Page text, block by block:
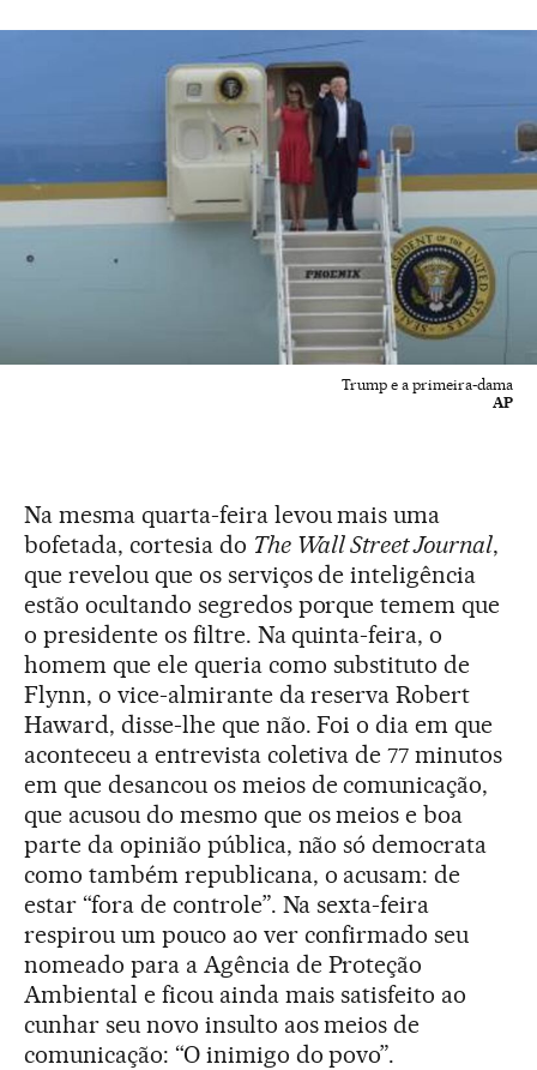
Trump e a primeira-dama
AP
Na mesma quarta-feira levou mais uma
bofetada, cortesia do The Wall Street Journal,
que revelou que os serviços de inteligência
estão ocultando segredos porque temem que
o presidente os filtre. Na quinta-feira, o
homem que ele queria como substituto de
Flynn, o vice-almirante da reserva Robert
Haward, disse-lhe que não. Foi o dia em que
aconteceu a entrevista coletiva de 77 minutos
em que desancou os meios de comunicação,
que acusou do mesmo que os meios e boa
parte da opinião pública, não só democrata
como também republicana, o acusam: de
estar “fora de controle”. Na sexta-feira
respirou um pouco ao ver confirmado seu
nomeado para a Agência de Proteção
Ambiental e ficou ainda mais satisfeito ao
cunhar seu novo insulto aos meios de
comunicação: “O inimigo do povo”.